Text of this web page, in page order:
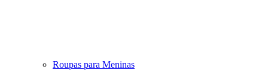
Roupas para Meninas